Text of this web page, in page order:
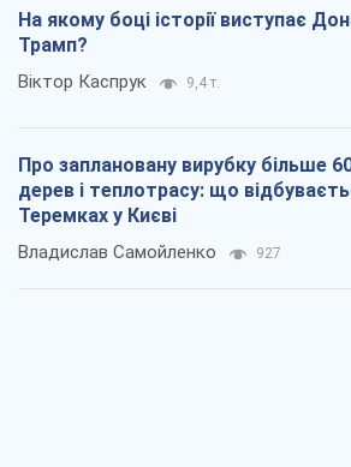
На якому боці історії виступає
Трамп?
Віктор Каспрук 9,4 т.
Про заплановану вирубку більше
дерев і теплотрасу: що
Теремках у Києві
Владислав Самойленко 927